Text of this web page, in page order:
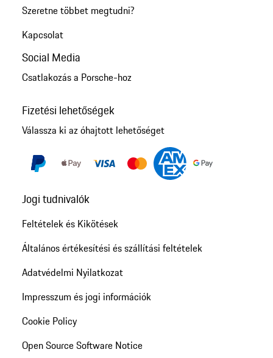
Szeretne többet megtudni?
Kapcsolat
Social Media
Csatlakozás a Porsche-hoz
Fizetési lehetőségek
Válassza ki az óhajtott lehetőséget
Jogi tudnivalók
Feltételek és Kikötések
Általános értékesítési és szállítási feltételek
Adatvédelmi Nyilatkozat
Impresszum és jogi információk
Cookie Policy
Open Source Software Notice